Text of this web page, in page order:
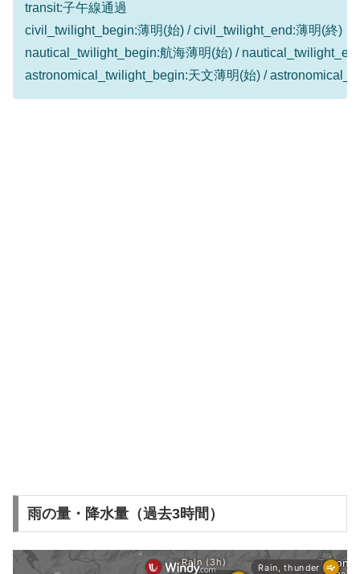
transit:子午線通過
civil_twilight_begin:薄明(始) / civil_twilight_end:薄明(終)
nautical_twilight_begin:航海薄明(始) /
astronomical_twilight_begin:天文薄明(始) /
雨の量・降水量（過去3時間）